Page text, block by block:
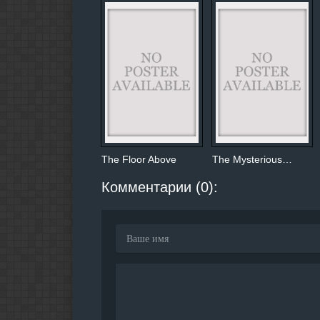
The Floor Above The Mysterious…
Комментарии (0):